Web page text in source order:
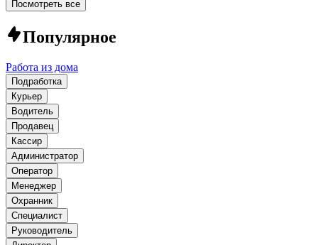
Посмотреть все
Популярное
Работа из дома
Подработка
Курьер
Водитель
Продавец
Кассир
Администратор
Оператор
Менеджер
Охранник
Специалист
Руководитель